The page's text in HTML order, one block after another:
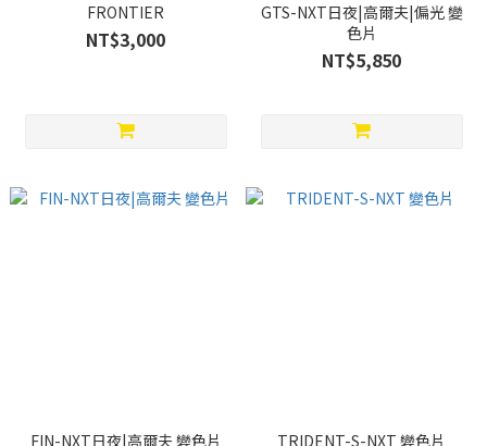
FRONTIER
NT$3,000
GTS-NXT日夜|高爾夫|偏光 變
色片
NT$5,850
FIN-NXT日夜|高爾夫 變色片 TRIDENT-S-NXT 變色片